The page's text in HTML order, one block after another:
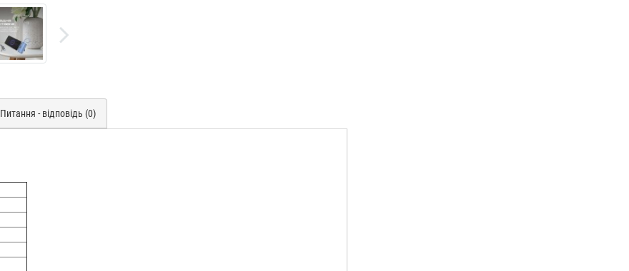
Питання - відповідь (0)